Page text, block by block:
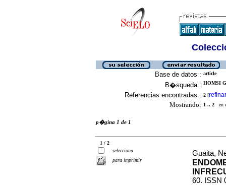
Base de datos : article
B�squeda : HOMSI
Referencias encontradas : 2 [refinar
Mostrando: 1 .. 2 en
p�gina 1 de 1
1 / 2
selecciona
para imprimir
Guaita,
60. ISSN